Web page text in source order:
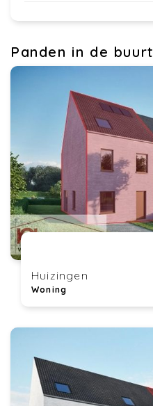
Panden in de buurt
Huizingen
Woning